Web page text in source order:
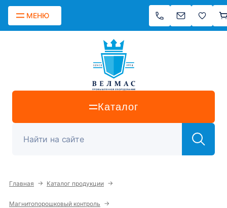
МЕНЮ
Каталог
Главная → Каталог продукции →
Магнитопорошковый контроль →